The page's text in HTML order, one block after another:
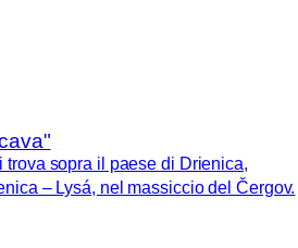
trova sopra il paese di Drienica,
– Lysá, nel massiccio del Čergov.